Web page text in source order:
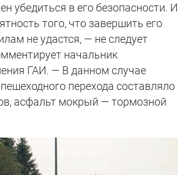
убедиться в его безопасности. И
того, что завершить его
не удастся, — не следует
начальник
ГАИ. — В данном случае
перехода составляло
асфальт мокрый — тормозной